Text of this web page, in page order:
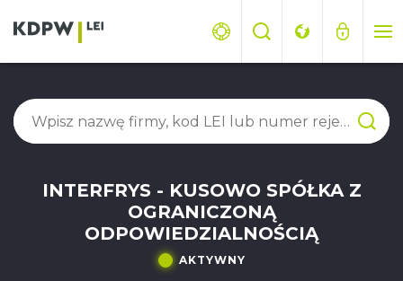
INTERFRYS - KUSOWO SPÓŁKA Z
OGRANICZONĄ
ODPOWIEDZIALNOŚCIĄ
AKTYWNY